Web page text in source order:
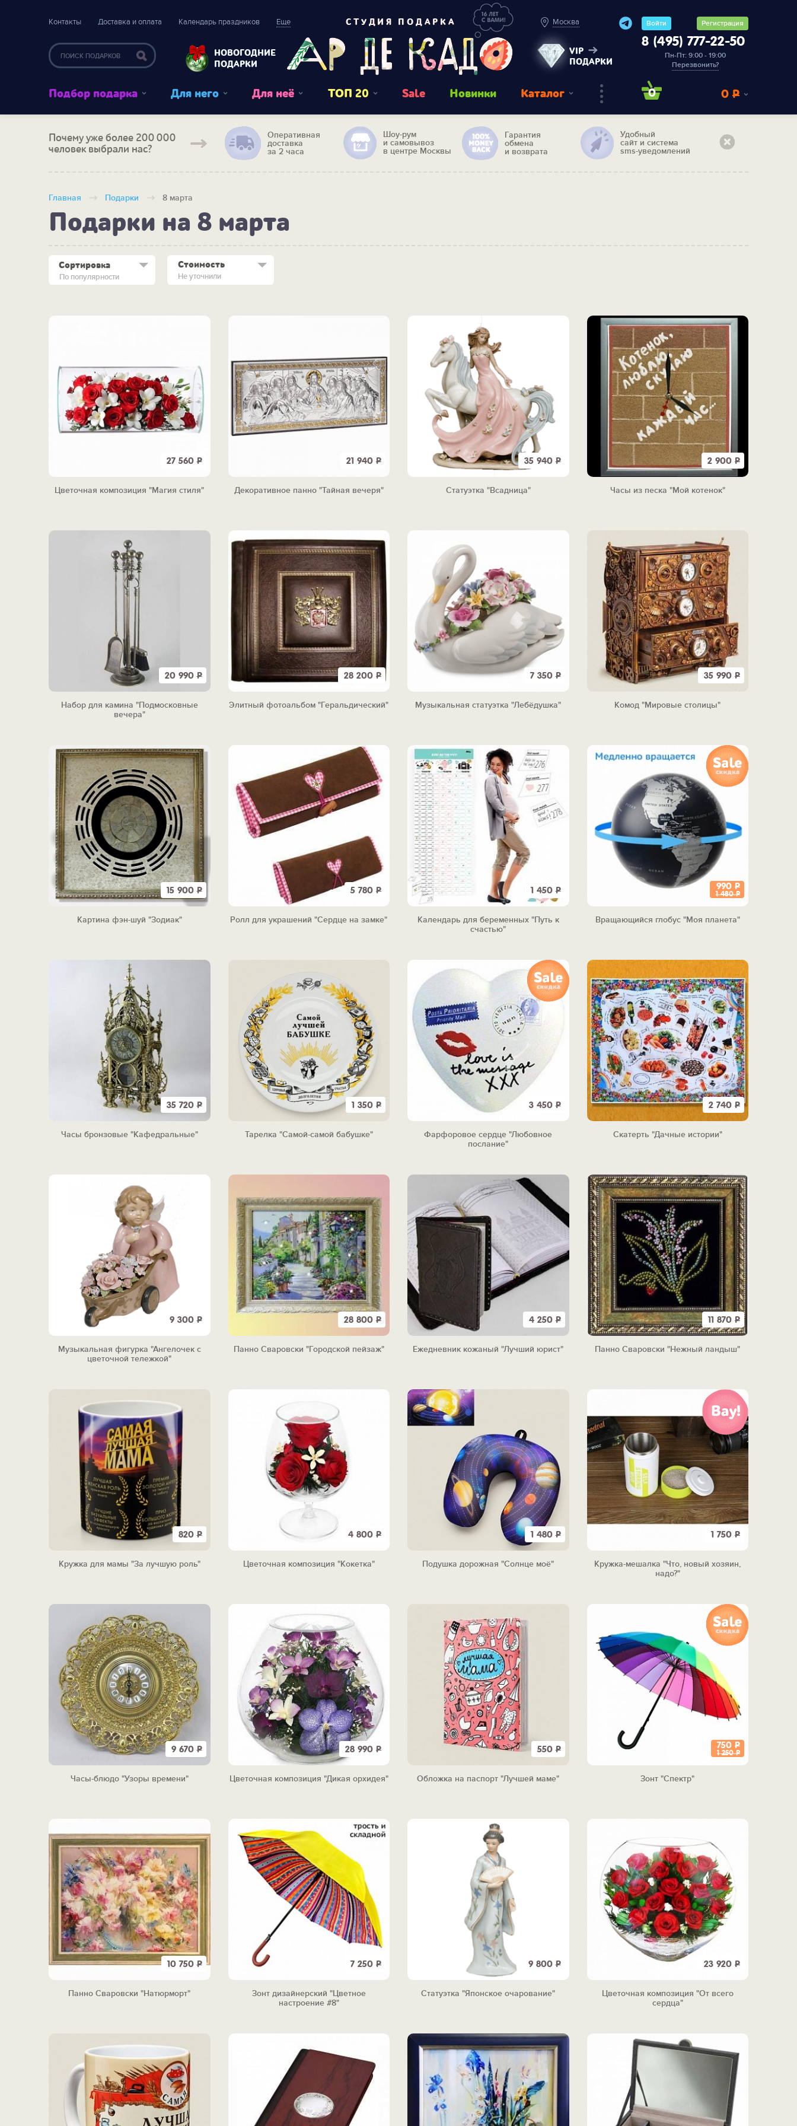
Контакты Доставка и оплата Календарь праздников Еще
НОВОГОДНИЕ
ПОДАРКИ
СТУДИЯ ПОДАРКА Москва
VIP
ПОДАРКИ
Войти Регистрация
8 (495) 777-22-50
Пн-Пт: 9:00 - 19:00
Перезвонить?
Подбор подарка Для него Для неё ТОП 20 Sale Новинки Каталог 0 0 Р
Почему уже более 200 000
человек выбрали нас?
Оперативная
доставка
за 2 часа
Шоу-рум
и самовывоз
в центре Москвы
Гарантия
обмена
и возврата
Удобный
сайт и система
sms-уведомлений
Главная Подарки 8 марта
Подарки на 8 марта
По популярности
Сортировка Стоимость
Не уточнили
27 560Р
Цветочная композиция "Магия стиля"
21 940 Р
Декоративное панно "Тайная вечеря"
35 940Р
Статуэтка "Всадница"
2 900 Р
Часы из песка "Мой котенок"
20 990Р
Набор для камина "Подмосковные
вечера"
28 200 Р
Элитный фотоальбом "Геральдический"
7 350Р
Музыкальная статуэтка "Лебёдушка"
35 990 Р
Комод "Мировые столицы"
15 900Р
Картина фэн-шуй "Зодиак"
5 780 Р
Ролл для украшений "Сердце на замке"
1 450Р
Календарь для беременных "Путь к
счастью"
990 Р
1 480Р
Вращающийся глобус "Моя планета"
35 720Р
Часы бронзовые "Кафедральные"
1 350 Р
Тарелка "Самой-самой бабушке"
3 450Р
Фарфоровое сердце "Любовное
послание"
2 740 Р
Скатерть "Дачные истории"
9 300Р
Музыкальная фигурка "Ангелочек с
цветочной тележкой"
28 800 Р
Панно Сваровски "Городской пейзаж"
4 250Р
Ежедневник кожаный "Лучший юрист"
11 870 Р
Панно Сваровски "Нежный ландыш"
820Р
Кружка для мамы "За лучшую роль"
4 800 Р
Цветочная композиция "Кокетка"
1 480Р
Подушка дорожная "Солнце моё"
1 750 Р
Кружка-мешалка "Что, новый хозяин,
надо?"
9 670Р
Часы-блюдо "Узоры времени"
28 990 Р
Цветочная композиция "Дикая орхидея"
550Р
Обложка на паспорт "Лучшей маме"
750 Р
1 250Р
Зонт "Спектр"
10 750Р
Панно Сваровски "Натюрморт"
7 250 Р
Зонт дизайнерский "Цветное
настроение #8"
9 800Р
Статуэтка "Японское очарование"
23 920 Р
Цветочная композиция "От всего
сердца"